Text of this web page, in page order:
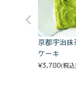
京都宇治
ケーキ
¥3,780(税込)